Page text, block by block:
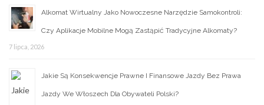
Alkomat Wirtualny Jako Nowoczesne Narzędzie Samokontroli:
Czy Aplikacje Mobilne Mogą Zastąpić Tradycyjne Alkomaty?
7 lipca, 2026
Jakie Są Konsekwencje Prawne I Finansowe Jazdy Bez Prawa
Jazdy We Włoszech Dla Obywateli Polski?